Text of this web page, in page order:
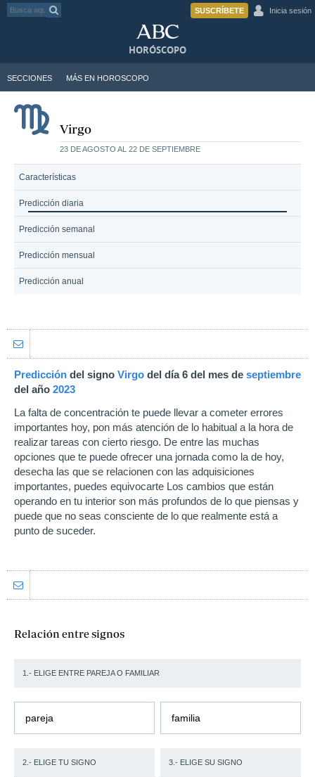
SUSCRÍBETE Inicia sesión
SECCIONES MÁS EN HOROSCOPO
HORÓSCOPO
Virgo
23 DE AGOSTO AL 22 DE SEPTIEMBRE
Características
Predicción diaria
Predicción semanal
Predicción mensual
Predicción anual
Predicción del signo Virgo del día 6 del mes de septiembre
del año 2023
La falta de concentración te puede llevar a cometer errores
importantes hoy, pon más atención de lo habitual a la hora de
realizar tareas con cierto riesgo. De entre las muchas
opciones que te puede ofrecer una jornada como la de hoy,
desecha las que se relacionen con las adquisiciones
importantes, puedes equivocarte Los cambios que están
operando en tu interior son más profundos de lo que piensas y
puede que no seas consciente de lo que realmente está a
punto de suceder.
Relación entre signos
1.- ELIGE ENTRE PAREJA O FAMILIAR
pareja familia
2.- ELIGE TU SIGNO 3.- ELIGE SU SIGNO